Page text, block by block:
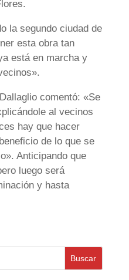
la segundo ciudad de
esta obra tan
está en marcha y
comentó: «Se
al vecinos
hay que hacer
de lo que se
Anticipando que
luego será
y hasta
Buscar